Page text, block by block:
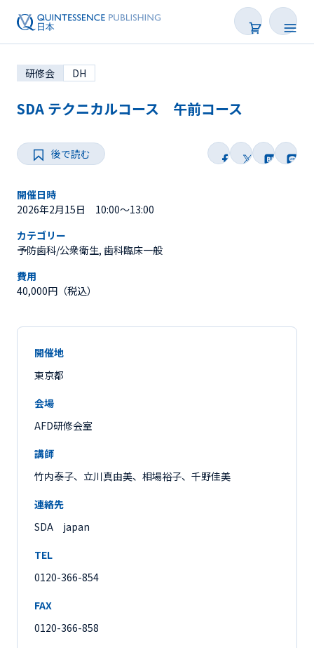
学会・研修会一覧
研修会 DH
SDA テクニカルコース 午前コース
後で読む
開催日時
2026年2月15日 10:00～13:00
カテゴリー
予防歯科/公衆衛生, 歯科臨床一般
費用
40,000円（税込）
開催地
東京都
会場
AFD研修会室
講師
竹内泰子、立川真由美、相場裕子、千野佳美
連絡先
SDA japan
TEL
0120-366-854
FAX
0120-366-858